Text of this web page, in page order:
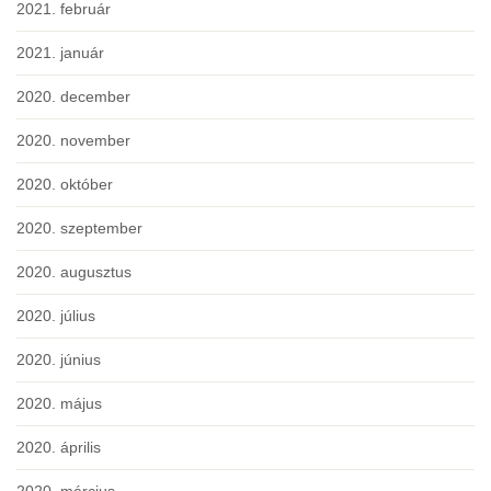
2021. február
2021. január
2020. december
2020. november
2020. október
2020. szeptember
2020. augusztus
2020. július
2020. június
2020. május
2020. április